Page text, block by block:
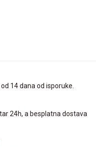
14 dana od isporuke.
24h, a besplatna dostava